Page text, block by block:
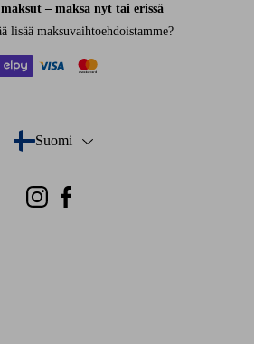
– maksa nyt tai erissä
lisää maksuvaihtoehdoistamme?
Suomi
- Valitse maa